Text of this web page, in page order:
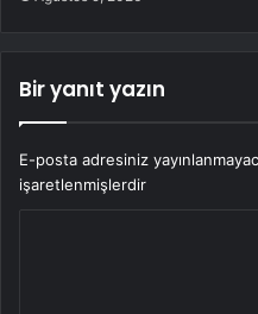
Bir yanıt yazın
E-posta adresiniz
işaretlenmişlerdir